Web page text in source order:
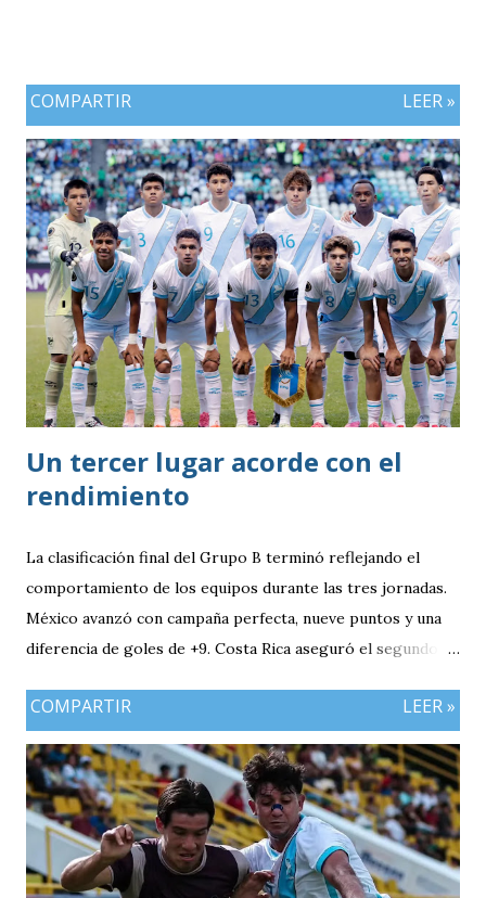
COMPARTIR LEER »
Un tercer lugar acorde con el
rendimiento
La clasificación final del Grupo B terminó reflejando el
comportamiento de los equipos durante las tres jornadas.
México avanzó con campaña perfecta, nueve puntos y una
diferencia de goles de +9. Costa Rica aseguró el segundo
tres puntos y diferencia de -1, mientras Antigua y Barbuda
cerró sin sumar. ¿Por qué Guatemala terminó tercera y
dependió de otros resultados? Porque el equipo solo
consiguió imponer condiciones frente al rival más débil del
grupo. En los dos partidos que definían la clasificación fue
superado en posesión, producción ofensiva y generación de
ocasiones de gol. La goleada frente a México terminó
COMPARTIR LEER »